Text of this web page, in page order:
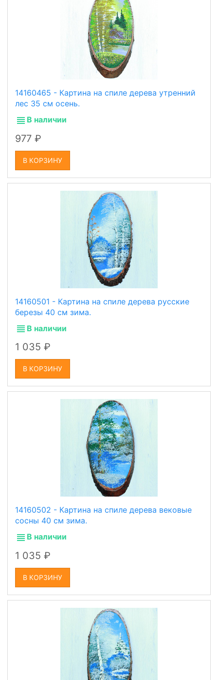
14160465 - Картина на спиле дерева утренний
лес 35 см осень.
В наличии
977
В КОРЗИНУ
14160501 - Картина на спиле дерева русские
березы 40 см зима.
В наличии
1 035
В КОРЗИНУ
14160502 - Картина на спиле дерева вековые
сосны 40 см зима.
В наличии
1 035
В КОРЗИНУ